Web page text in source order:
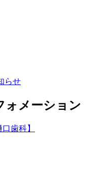
らせ
ォメーション
歯科】